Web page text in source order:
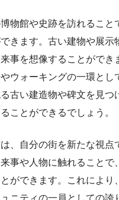
物館や史跡を訪れること
きます。古い建物や展示
事を想像することができ
ウォーキングの一環とし
古い建造物や碑文を見つ
ことができるでしょう。
、自分の街を新たな視点
事や人物に触れることで
ができます。これにより
ニティの一員としての誇